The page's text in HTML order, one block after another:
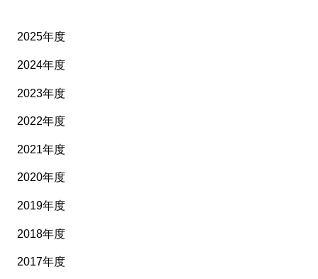
2025年度
2024年度
2023年度
2022年度
2021年度
2020年度
2019年度
2018年度
2017年度